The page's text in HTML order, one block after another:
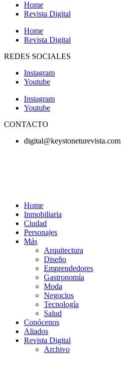
Home
Revista Digital
Home
Revista Digital
REDES SOCIALES
Instagram
Youtube
Instagram
Youtube
CONTACTO
digital@keystoneturevista.com
Home
Inmobiliaria
Ciudad
Personajes
Más
Arquitectura
Diseño
Emprendedores
Gastronomía
Moda
Negocios
Tecnología
Salud
Conócenos
Aliados
Revista Digital
Archivo